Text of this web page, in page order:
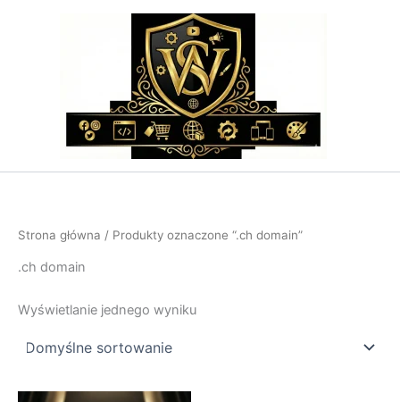
Strona główna / Produkty oznaczone “.ch domain”
.ch domain
Wyświetlanie jednego wyniku